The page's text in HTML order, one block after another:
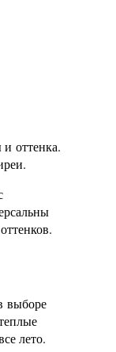
оттенка.
выборе
лето.